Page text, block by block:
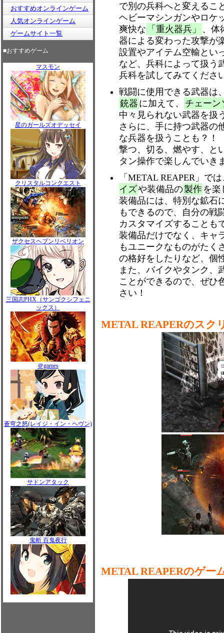
おすすめオンラインゲーム
人気オンラインゲーム
ゲームサイト一覧
■おすすめゲーム
マスモン
星のガールズオデッセイ
クリスタルコンクエスト
ザクセスヘブンリベリオン
三国志PHX（サンゴクシフェニ
ックス）
＠games
蒼穹之怒(レイジ・イン・ヘヴン)
サドンアタック
鬼斬 百鬼夜行
で別の兵科へと変えるこ
ヘビーマシンガンやロケ
爽快な
「重火器兵」
、体
器による変わった攻撃が
設置やアイテム空輸とい
など、兵科によって扱う
兵科を試してみてくださ
戦闘に使用できる武器は
銃器 に加えて、
チェーン
中々見られない武器を扱
さらに、手に持つ武器の
な兵器を扱うことも？！
撃つ、切る、燃やす、と
タン操作で楽しんでいき
「METAL REAPER」で
イズや装備品の製作 を楽
装備品には、特別な鉱石
もできるので、自分の戦
カスタマイズすることも
装備品だけでなく、キャ
もユニークなものがたく
の格好をしたりなど、個
また、バイクやタンク、
ことができるので、ぜひ
さい！
METAL REAPERのスク
METAL REAPERのゲー